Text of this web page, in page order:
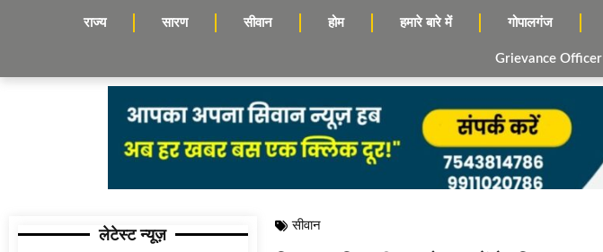
राज्य सारण सीवान होम हमारे बारे में गोपालगंज
Grievance Officer
लेटेस्ट न्यूज़
सीवान